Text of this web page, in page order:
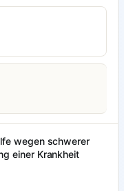
wegen schwerer
einer Krankheit